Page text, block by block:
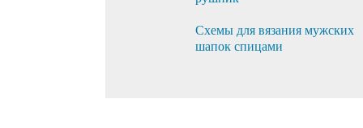
Схемы для вязания мужских
шапок спицами